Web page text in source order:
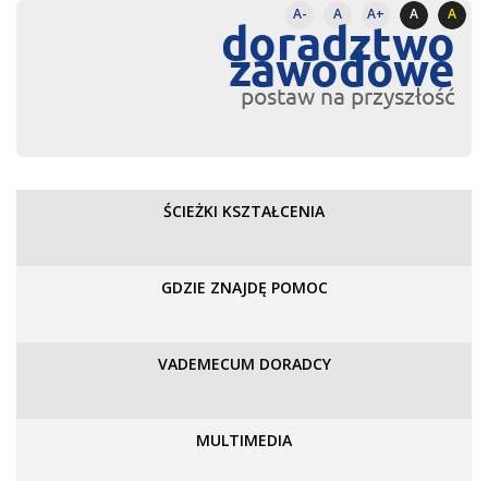
A- A A+ A A
doradztwo
zawodowe
postaw na przyszłość
ŚCIEŻKI KSZTAŁCENIA
GDZIE ZNAJDĘ POMOC
VADEMECUM DORADCY
MULTIMEDIA